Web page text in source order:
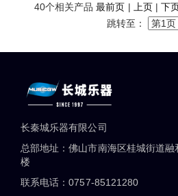
40个相关产品最前页 | 上页|下
跳转至：
长秦城乐器有限公司
总部地址：佛山市南海区桂城街道
楼
联系电话：0757-85121280